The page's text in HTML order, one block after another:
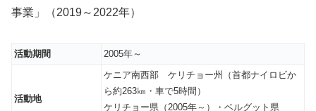
事業」（2019～2022年）
活動期間 2005年～
活動地
ケニア南西部 ケリチョー州（首都ナイロビか
ら約263㎞・車で5時間）
ケリチョー県（2005年～）・ベルグット県